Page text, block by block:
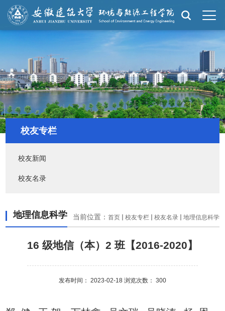
校友专栏
校友新闻
校友名录
地理信息科学 当前位置： 首页 校友专栏 校友名录 地理信息科学
16 级地信（本）2 班【2016-2020】
发布时间： 2023-02-18 浏览次数： 300